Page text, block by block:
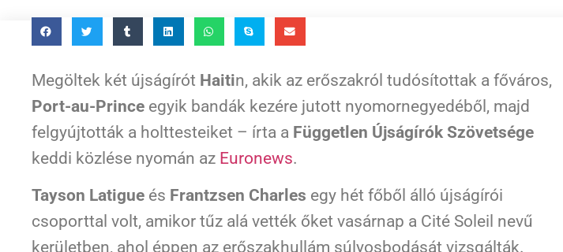
Megöltek két újságírót Haitin, akik az erőszakról tudósítottak a főváros,
Port-au-Prince egyik bandák kezére jutott nyomornegyedéből, majd
felgyújtották a holttesteiket – írta a Független Újságírók Szövetsége
keddi közlése nyomán az Euronews.
Tayson Latigue és Frantzsen Charles egy hét főből álló újságírói
csoporttal volt, amikor tűz alá vették őket vasárnap a Cité Soleil nevű
kerületben, ahol éppen az erőszakhullám súlyosbodását vizsgálták.